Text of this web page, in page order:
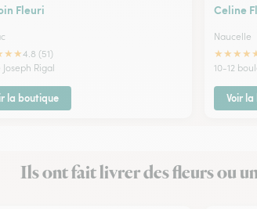
Fleuri
★★4.8 (51)
Joseph Rigal
la boutique
Celine
Naucelle
★★★★
10-12
Voir
Ils ont fait livrer des fleurs ou